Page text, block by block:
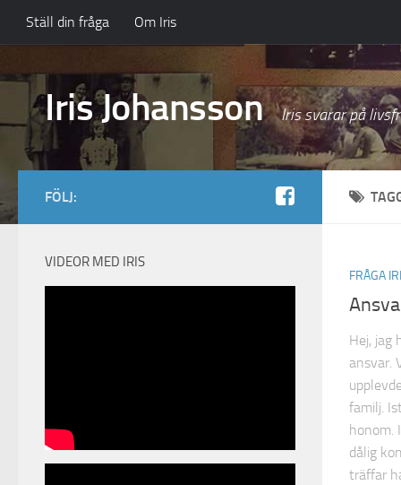
Ställ din fråga Om Iris
Iris Johansson Iris svarar på
FRÅGA
Hej, jag
ansvar.
familj.
honom.
dålig
träffar
FÖLJ:
VIDEOR MED IRIS